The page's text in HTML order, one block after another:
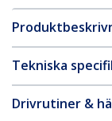
Tekniska
Drivrutiner &